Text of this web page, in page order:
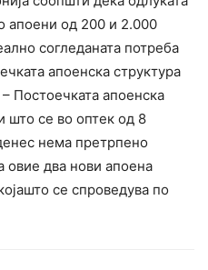
апоени од 200 и 2.000
согледаната потреба
апоенска структура
Постоечката апоенска
што се во оптек од 8
нема претрпено
два нови апоена
се спроведува по